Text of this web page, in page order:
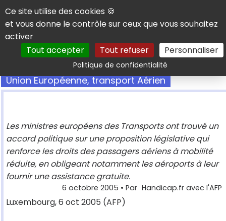
Panneau de gestion des cookies
Ce site utilise des cookies 🍪
et vous donne le contrôle sur ceux que vous souhaitez
activer
Tout accepter
Tout refuser Personnaliser
Politique de confidentialitéRechercher
Union Européenne, transport Aérien
Les ministres européens des Transports ont trouvé un
accord politique sur une proposition législative qui
renforce les droits des passagers aériens à mobilité
réduite, en obligeant notamment les aéroports à leur
fournir une assistance gratuite.
6 octobre 2005 • Par Handicap.fr avec l'AFP
Luxembourg, 6 oct 2005 (AFP)